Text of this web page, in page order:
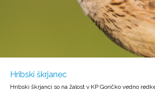
Hribski škrjanec
Hribski škrjanci so na žalost v KP Goričko vedno